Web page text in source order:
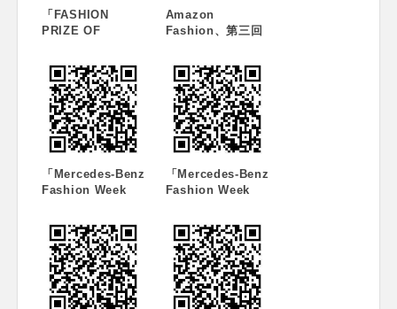
「FASHION
PRIZE OF
WINNER’S
EVENT」開催のお
知らせ
Amazon
Fashion、第三回
Fashion “AT
TOKYO”プログラ
ムの参加ブランド
を発表 Amazon
Fashion Week
TOKYO 期間中に
のファッションシ
ョーなど 特別企画
TOKYO”プログラ
ムにて
「AMBUSH」、
「mame」、
「NEIGHBORHOO
D」、および、
「Mercedes-Benz
Fashion Week
A/W」キービジュ
アル発表
「Mercedes-Benz
Fashion Week
A/W 開催日程のお
知らせ 参加ブラン
ド募集も開始